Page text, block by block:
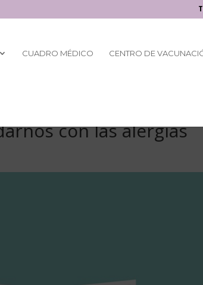
CUADRO MÉDICO CENTRO DE
con las alergias